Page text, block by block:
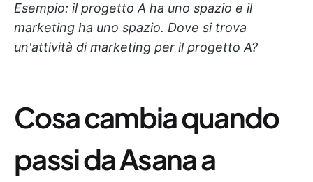
Esempio: il progetto A ha uno spazio e il
marketing ha uno spazio. Dove si trova
un'attività di marketing per il progetto A?
Cosa cambia quando
passi da Asana a